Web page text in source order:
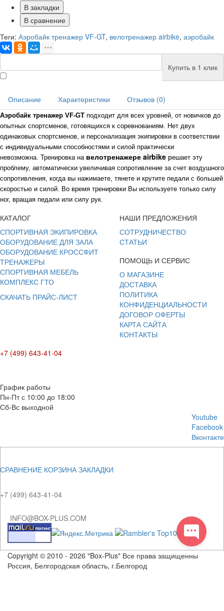
В закладки
В сравнение
Теги: Аэробайк тренажер VF-GT, велотренажер airbike, аэробайк
Купить в 1 клик
Описание Характеристики Отзывов (0)
Аэробайк тренажер VF-GT подходит для всех уровней, от новичков до
опытных спортсменов, готовящихся к соревнованиям. Нет двух
одинаковых спортсменов, и персонализация экипировки в соответствии
с индивидуальными способностями и силой практически
невозможна. Тренировка на велотренажере airbike решает эту
проблему, автоматически увеличивая сопротивление за счет воздушного
сопротивления , когда вы нажимаете, тянете и крутите педали с большей
скоростью и силой. Во время тренировки Вы используете только силу
ног, вращая педали или силу рук.
КАТАЛОГ
СПОРТИВНАЯ ЭКИПИРОВКА
ОБОРУДОВАНИЕ ДЛЯ ЗАЛА
ОБОРУДОВАНИЕ КРОССФИТ
ТРЕНАЖЕРЫ
СПОРТИВНАЯ МЕБЕЛЬ
КОМПЛЕКС ГТО
СКАЧАТЬ ПРАЙС-ЛИСТ
НАШИ ПРЕДЛОЖЕНИЯ
СОТРУДНИЧЕСТВО
СТАТЬИ
ПОМОЩЬ И СЕРВИС
О МАГАЗИНЕ
ДОСТАВКА
ПОЛИТИКА
КОНФИДЕНЦИАЛЬНОСТИ
ДОГОВОР ОФЕРТЫ
КАРТА САЙТА
КОНТАКТЫ
+7 (499) 643-41-04
График работы
Пн-Пт с 10:00 до 18:00
Сб-Вс выходной
Youtube
Facebook
Вконтакте
СРАВНЕНИЕ КОРЗИНА ЗАКЛАДКИ
+7 (499) 643-41-04
INFO@BOX-PLUS.COM
Copyright © 2010 - 2026 "Box-Plus" Все права защищенны
Россия, Белгородская область, г.Белгород